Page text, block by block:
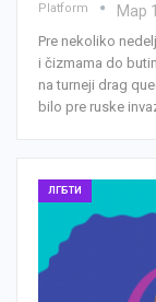
Platform Мар
Pre nekoliko
i čizmama do
na turneji drag
bilo pre ruske
ЛГБТИ